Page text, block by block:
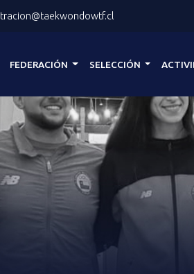
FEDERACIÓN SELECCIÓN